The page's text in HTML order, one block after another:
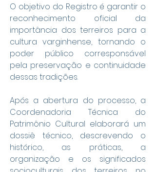
O objetivo do Registro é garantir o
reconhecimento oficial da
importância dos terreiros para a
cultura varginhense, tornando o
poder público corresponsável
pela preservação e continuidade
dessas tradições.
Após a abertura do processo, a
Coordenadoria Técnica do
Patrimônio Cultural elaborará um
dossiê técnico, descrevendo o
histórico, as práticas, a
organização e os significados